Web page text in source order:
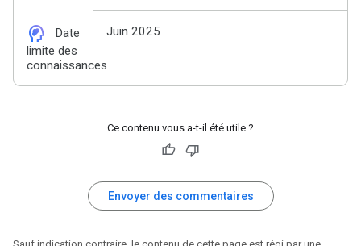
cognition_2
Date
limite des
connaissances
Juin 2025
Ce contenu vous a-t-il été utile ?
Envoyer des commentaires